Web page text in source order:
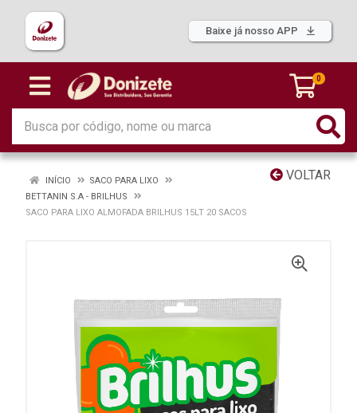
Baixe já nosso APP
0
VOLTAR
INÍCIO
SACO PARA LIXO
BETTANIN S.A - BRILHUS
SACO PARA LIXO ALMOFADA BRILHUS 15LT 20 SACOS